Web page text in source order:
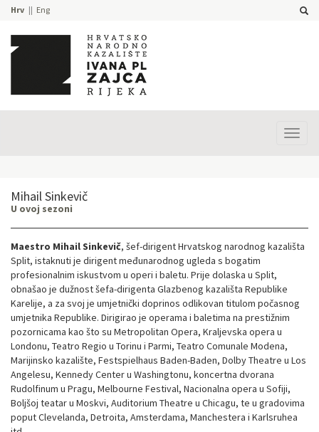
Hrv Eng
Mihail Sinkevič
U ovoj sezoni
Maestro Mihail Sinkevič, šef-dirigent Hrvatskog narodnog kazališta
Split, istaknuti je dirigent međunarodnog ugleda s bogatim
profesionalnim iskustvom u operi i baletu. Prije dolaska u Split,
obnašao je dužnost šefa-dirigenta Glazbenog kazališta Republike
Karelije, a za svoj je umjetnički doprinos odlikovan titulom počasnog
umjetnika Republike. Dirigirao je operama i baletima na prestižnim
pozornicama kao što su Metropolitan Opera, Kraljevska opera u
Londonu, Teatro Regio u Torinu i Parmi, Teatro Comunale Modena,
Marijinsko kazalište, Festspielhaus Baden-Baden, Dolby Theatre u Los
Angelesu, Kennedy Center u Washingtonu, koncertna dvorana
Rudolfinum u Pragu, Melbourne Festival, Nacionalna opera u Sofiji,
Boljšoj teatar u Moskvi, Auditorium Theatre u Chicagu, te u gradovima
poput Clevelanda, Detroita, Amsterdama, Manchestera i Karlsruhea